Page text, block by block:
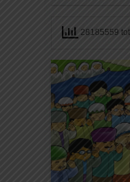
28185559